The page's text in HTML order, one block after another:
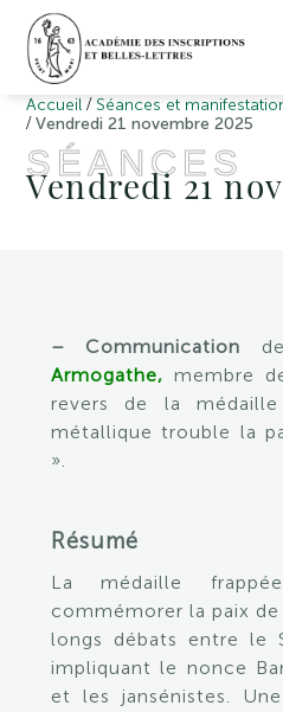
Accueil / Séances et
/Vendredi 21 novembre 2025
SÉANCES
Vendredi 21
– Communication
Armogathe, membre
revers de la
métallique trouble la
».
Résumé
La médaille
commémorer la paix de
longs débats entre le
impliquant le nonce
et les jansénistes.